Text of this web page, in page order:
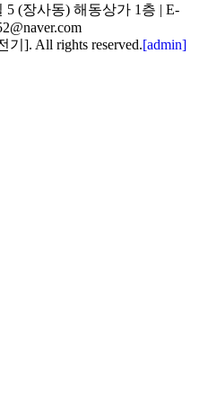
(장사동) 해동상가 1층 | E-
]. All rights reserved.[admin]